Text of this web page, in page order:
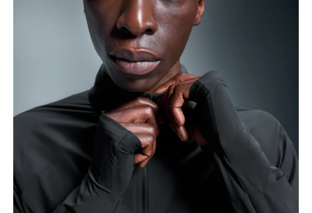
Brust
Miss an der Stelle, an der dein Brustumfang am
grössten ist. Achte darauf, das Massband gerade zu
halten.
Miss den Umfang deiner natürlichen Taille. Dort,
wo dein Oberkörper am schmalsten ist.